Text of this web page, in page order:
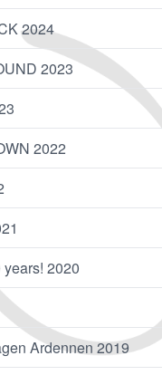
2024
2023
2022
2020
Ardennen 2019